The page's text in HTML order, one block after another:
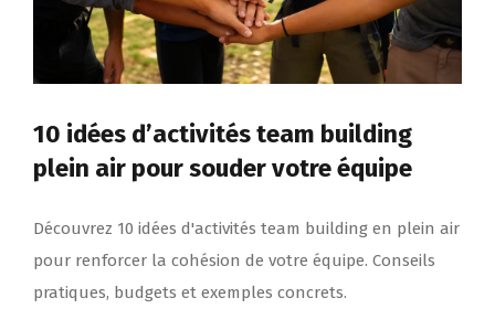
10 idées d’activités team building
plein air pour souder votre équipe
Découvrez 10 idées d'activités team building en plein air
pour renforcer la cohésion de votre équipe. Conseils
pratiques, budgets et exemples concrets.